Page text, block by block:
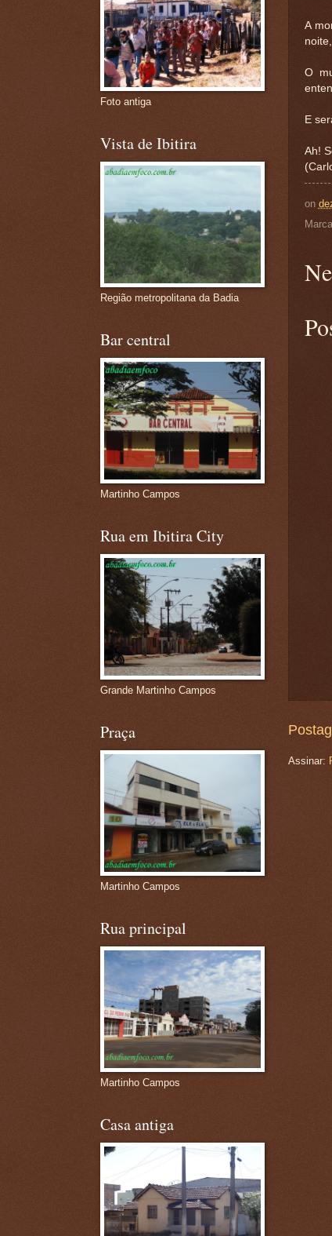
A
O
E
Ah!
on
Assinar:
Foto antiga
Vista de Ibitira
Região metropolitana da Badia
Bar central
Martinho Campos
Rua em Ibitira City
Grande Martinho Campos
Praça
Martinho Campos
Rua principal
Martinho Campos
Casa antiga